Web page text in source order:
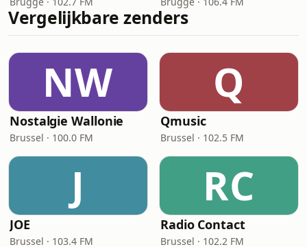
Vergelijkbare zenders
NW
Nostalgie Wallonie
Brussel · 100.0 FM
Q
Qmusic
Brussel · 102.5 FM
J
JOE
Brussel · 103.4 FM
RC
Radio Contact
Brussel · 102.2 FM